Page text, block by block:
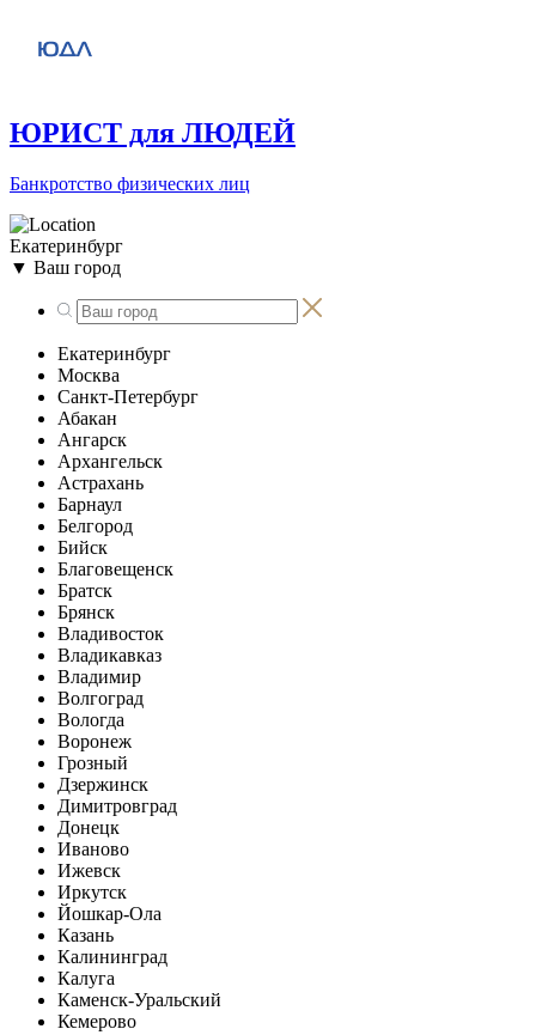
ЮРИСТ для ЛЮДЕЙ
Банкротство физических лиц
Екатеринбург
▼ Ваш город
Екатеринбург
Москва
Санкт-Петербург
Абакан
Ангарск
Архангельск
Астрахань
Барнаул
Белгород
Бийск
Благовещенск
Братск
Брянск
Владивосток
Владикавказ
Владимир
Волгоград
Вологда
Воронеж
Грозный
Дзержинск
Димитровград
Донецк
Иваново
Ижевск
Иркутск
Йошкар-Ола
Казань
Калининград
Калуга
Каменск-Уральский
Кемерово